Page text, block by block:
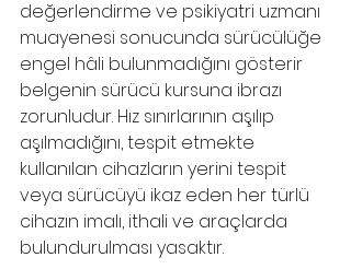
değerlendirme ve psikiyatri uzmanı
muayenesi sonucunda sürücülüğe
engel hâli bulunmadığını gösterir
belgenin sürücü kursuna ibrazı
zorunludur. Hız sınırlarının aşılıp
aşılmadığını, tespit etmekte
kullanılan cihazların yerini tespit
veya sürücüyü ikaz eden her türlü
cihazın imalı, ithali ve araçlarda
bulundurulması yasaktır.